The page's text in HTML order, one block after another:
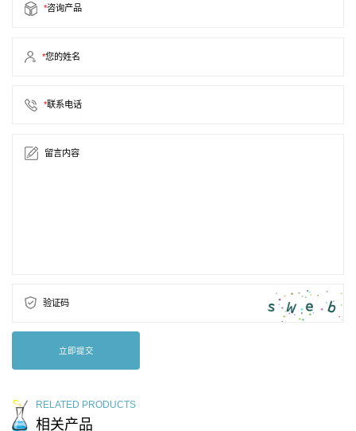
*咨询产品
*您的姓名
*联系电话
留言内容
验证码
立即提交
RELATED PRODUCTS
相关产品